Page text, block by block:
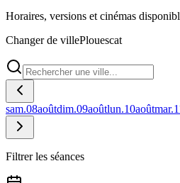
Horaires, versions et cinémas
Changer de villePlouescat
sam.08aoûtdim.09aoûtlun.10aoûtmar.
Filtrer les séances